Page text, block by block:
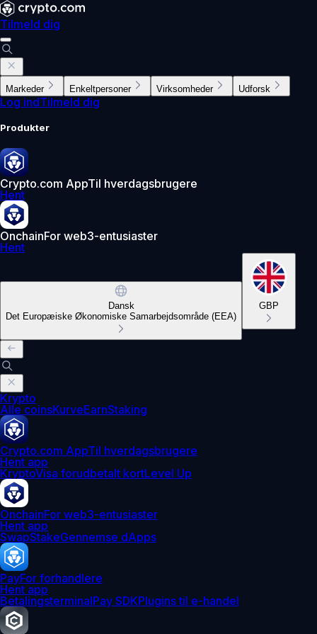
Tilmeld dig
Markeder Enkeltpersoner Virksomheder Udforsk
Log indTilmeld dig
Produkter
Crypto.com AppTil hverdagsbrugere
Hent
OnchainFor web3-entusiaster
Hent
Dansk
Det Europæiske Økonomiske Samarbejdsområde (EEA)
GBP
Krypto
Alle coinsKurveEarnStaking
Crypto.com AppTil hverdagsbrugere
Hent app
KryptoVisa forudbetalt kortLevel Up
OnchainFor web3-entusiaster
Hent app
SwapStakeGennemse dApps
PayFor forhandlere
Hent app
BetalingsterminalPay SDKPlugins til e-handel